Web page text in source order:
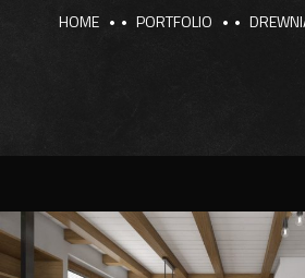
HOME PORTFOLIO